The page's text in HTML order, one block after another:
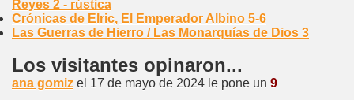
Reyes 2 - rústica
Crónicas de Elric, El Emperador Albino 5-6
Las Guerras de Hierro / Las Monarquías de Dios 3
Los visitantes opinaron...
ana gomiz el 17 de mayo de 2024 le pone un 9